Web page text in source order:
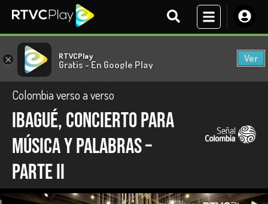
× RTVCPlay
Gratis - En Google Play
Ver
Colombia verso a verso
Ibagué, concierto para
música y palabras –
Parte II